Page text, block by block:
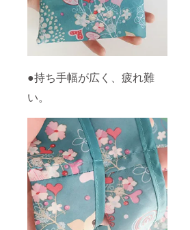
●持ち手幅が広く、疲れ難
い。